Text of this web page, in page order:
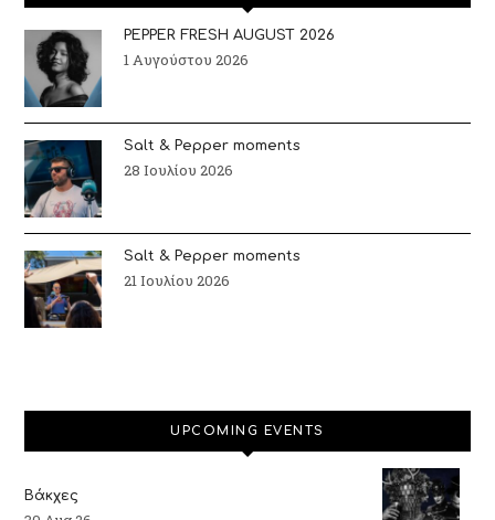
PEPPER FRESH AUGUST 2026
1 Αυγούστου 2026
Salt & Pepper moments
28 Ιουλίου 2026
Salt & Pepper moments
21 Ιουλίου 2026
UPCOMING EVENTS
Βάκχες